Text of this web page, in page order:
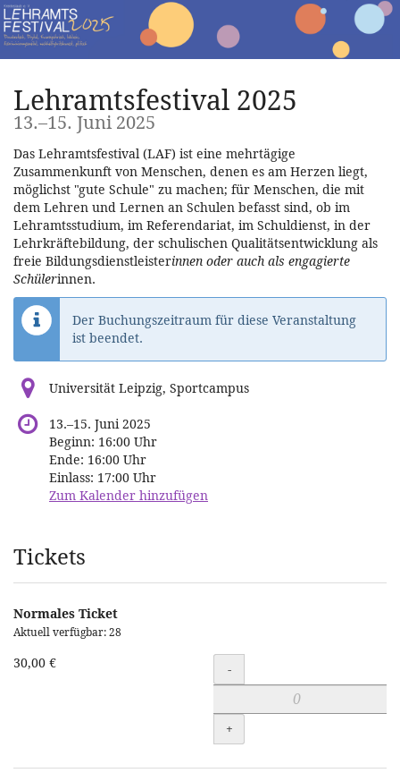
Zum
Haupt-
Inhalt
Lehramtsfestival 2025
13.–bis
15. Juni 2025
Das Lehramtsfestival (LAF) ist eine mehrtägige
Zusammenkunft von Menschen, denen es am Herzen liegt,
möglichst "gute Schule" zu machen; für Menschen, die mit
dem Lehren und Lernen an Schulen befasst sind, ob im
Lehramtsstudium, im Referendariat, im Schuldienst, in der
Lehrkräftebildung, der schulischen Qualitätsentwicklung als
freie Bildungsdienstleisterinnen oder auch als engagierte
Schülerinnen.
Der Buchungszeitraum für diese Veranstaltung
ist beendet.
Universität Leipzig, Sportcampus
13.–bis
15. Juni 2025
Beginn: 16:00 Uhr
Ende: 16:00 Uhr
Einlass: 17:00 Uhr
Zum Kalender hinzufügen
Produkte
Tickets
Normales Ticket
Aktuell verfügbar: 28
30,00 € Menge
-
+